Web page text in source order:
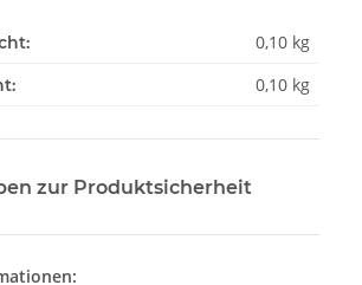
0,10 kg
0,10 kg
zur Produktsicherheit